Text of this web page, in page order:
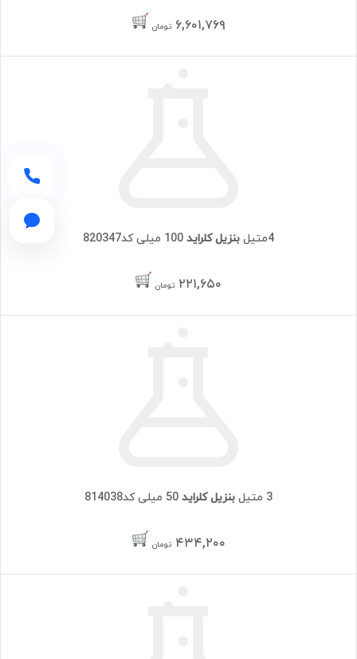
۶,۶۰۱,۷۶۹ تومان
4متیل بنزیل کلراید
۲۲۱,۶۵۰ تومان
3 متیل بنزیل کلراید
۴۳۴,۲۰۰ تومان